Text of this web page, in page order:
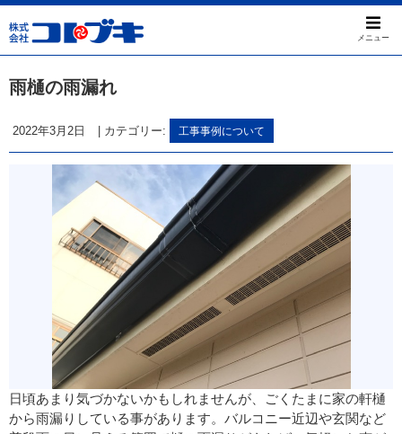
メニュー
雨樋の雨漏れ
2022年3月2日 カテゴリー: 工事事例について
日頃あまり気づかないかもしれませんが、ごくたまに家の軒樋
から雨漏りしている事があります。バルコニー近辺や玄関など